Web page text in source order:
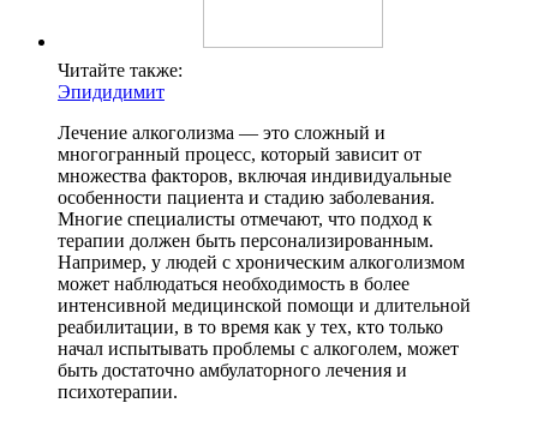
Читайте также:
Эпидидимит
Лечение алкоголизма — это сложный и
многогранный процесс, который зависит от
множества факторов, включая индивидуальные
особенности пациента и стадию заболевания.
Многие специалисты отмечают, что подход к
терапии должен быть персонализированным.
Например, у людей с хроническим алкоголизмом
может наблюдаться необходимость в более
интенсивной медицинской помощи и длительной
реабилитации, в то время как у тех, кто только
начал испытывать проблемы с алкоголем, может
быть достаточно амбулаторного лечения и
психотерапии.